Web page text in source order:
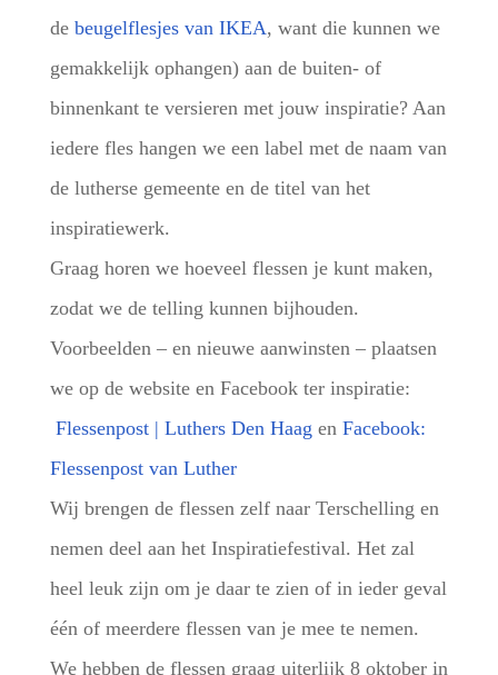
de beugelflesjes van IKEA, want die kunnen we
gemakkelijk ophangen) aan de buiten- of
binnenkant te versieren met jouw inspiratie? Aan
iedere fles hangen we een label met de naam van
de lutherse gemeente en de titel van het
inspiratiewerk.
Graag horen we hoeveel flessen je kunt maken,
zodat we de telling kunnen bijhouden.
Voorbeelden – en nieuwe aanwinsten – plaatsen
we op de website en Facebook ter inspiratie:
Flessenpost | Luthers Den Haag en Facebook:
Flessenpost van Luther
Wij brengen de flessen zelf naar Terschelling en
nemen deel aan het Inspiratiefestival. Het zal
heel leuk zijn om je daar te zien of in ieder geval
één of meerdere flessen van je mee te nemen.
We hebben de flessen graag uiterlijk 8 oktober in